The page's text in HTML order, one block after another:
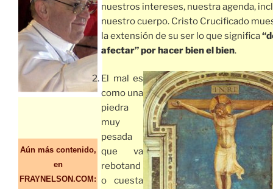
Aún más contenido,
en
FRAYNELSON.COM:
nuestros intereses, nuestra agenda,
nuestro cuerpo. Cristo Crucificado
la extensión de su ser lo que significa
afectar” por hacer bien el bien.
El mal es
como una
piedra
muy
pesada
que va
rebotand
o cuesta